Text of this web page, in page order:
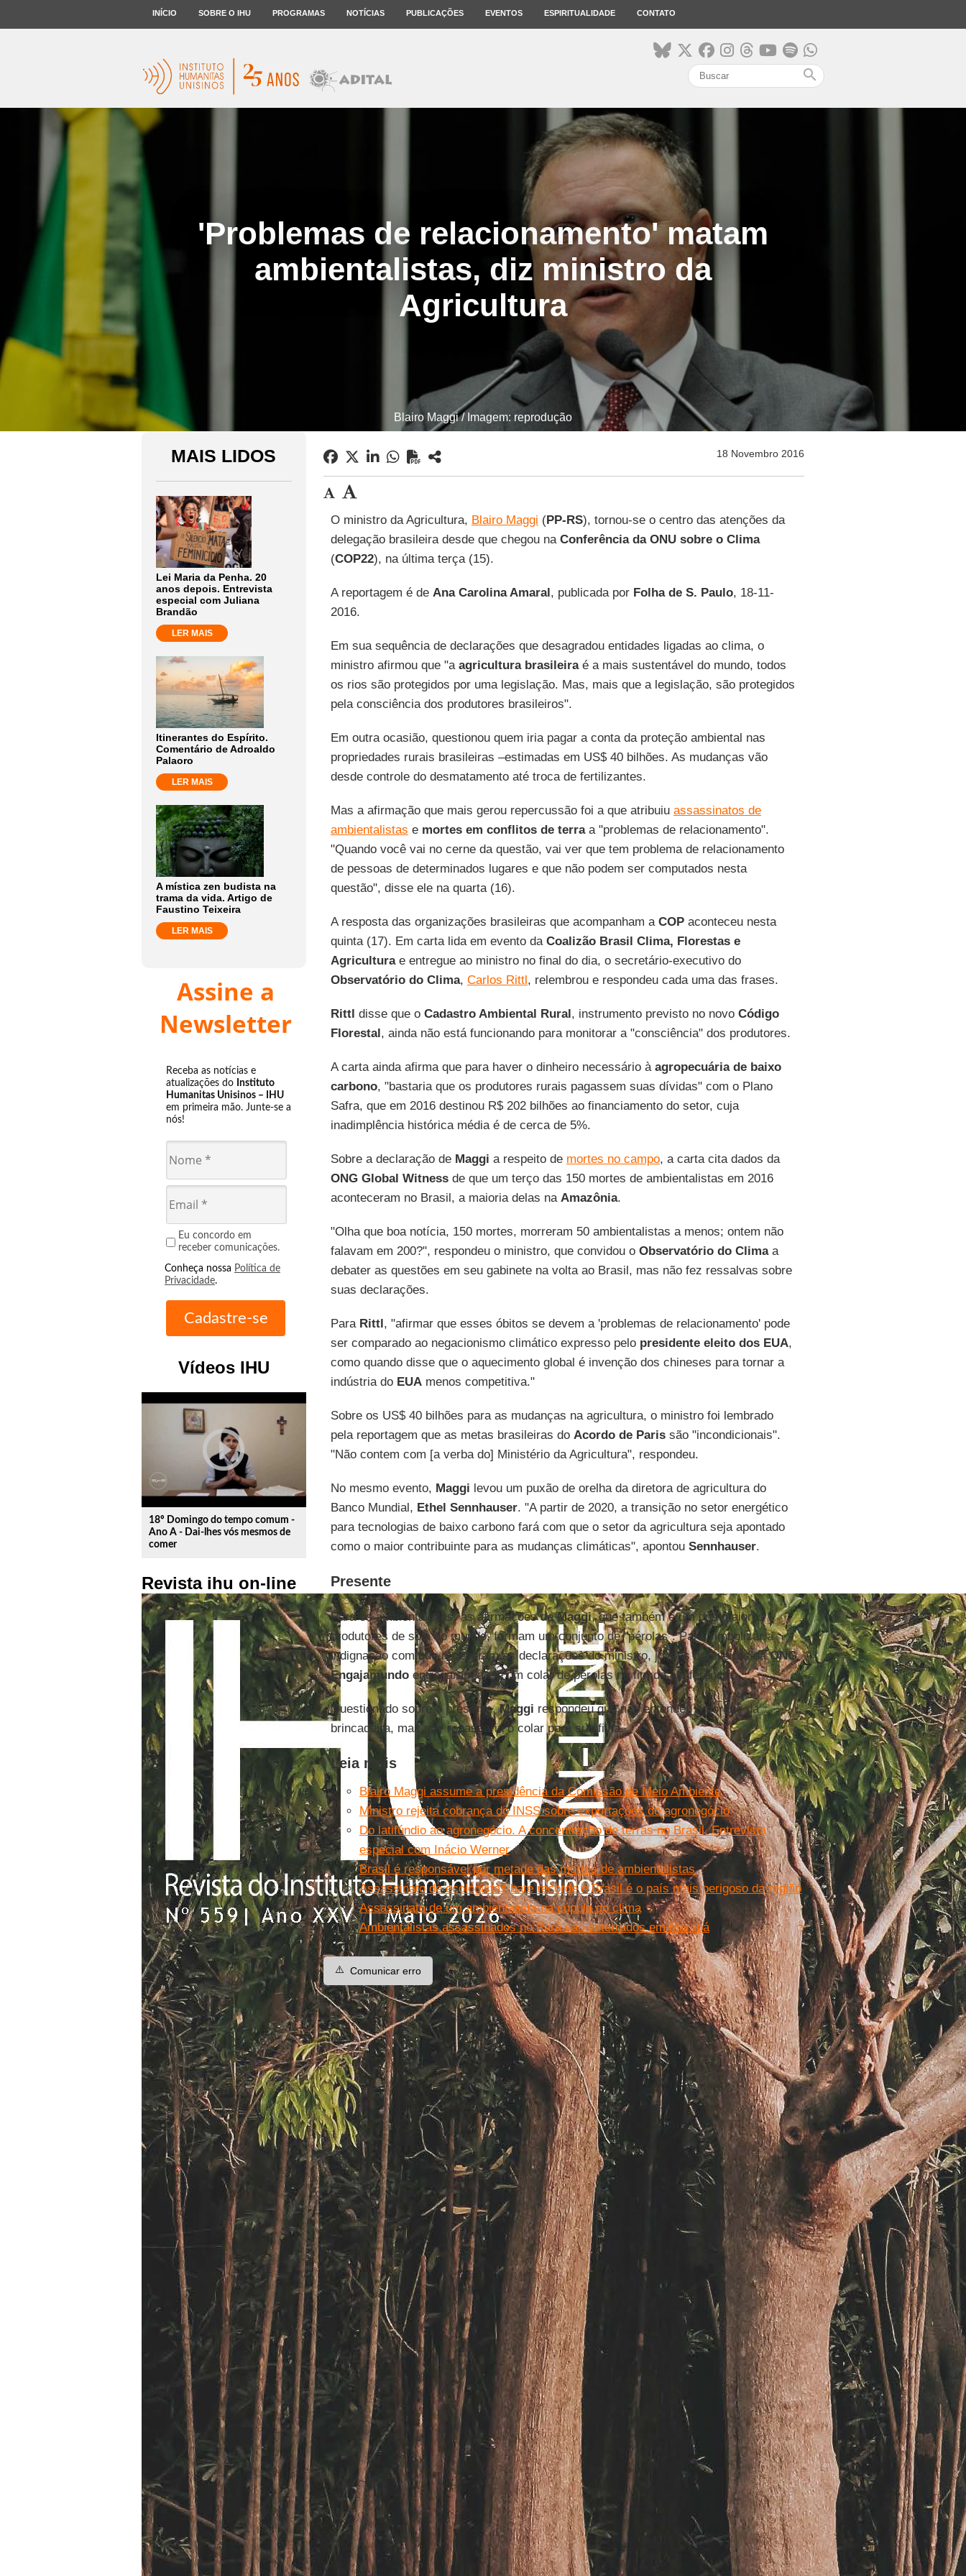
INÍCIO SOBRE O IHU PROGRAMAS NOTÍCIAS PUBLICAÇÕES EVENTOS ESPIRITUALIDADE CONTATO
search
'Problemas de relacionamento' matam
ambientalistas, diz ministro da
Agricultura
Blairo Maggi / Imagem: reprodução
MAIS LIDOS
Lei Maria da Penha. 20
anos depois. Entrevista
especial com Juliana
Brandão
LER MAIS
Itinerantes do Espírito.
Comentário de Adroaldo
Palaoro
LER MAIS
A mística zen budista na
trama da vida. Artigo de
Faustino Teixeira
LER MAIS
Assine a
Newsletter
Receba as notícias e
atualizações do Instituto
Humanitas Unisinos – IHU
em primeira mão. Junte-se a
nós!
Eu concordo em
receber comunicações.
Conheça nossa Política de
Privacidade.
Vídeos IHU
play_circle_outline
18º Domingo do tempo comum -
Ano A - Dai-lhes vós mesmos de
comer
Revista ihu on-line
18 Novembro 2016
O ministro da Agricultura, Blairo Maggi (PP-RS), tornou-se o centro das atenções da
delegação brasileira desde que chegou na Conferência da ONU sobre o Clima
(COP22), na última terça (15).
A reportagem é de Ana Carolina Amaral, publicada porFolha de S. Paulo, 18-11-
2016.
Em sua sequência de declarações que desagradou entidades ligadas ao clima, o
ministro afirmou que "a agricultura brasileiraé a mais sustentável do mundo, todos
os rios são protegidos por uma legislação. Mas, mais que a legislação, são protegidos
pela consciência dos produtores brasileiros".
Em outra ocasião, questionou quem iria pagar a conta da proteção ambiental nas
propriedades rurais brasileiras –estimadas em US$ 40 bilhões. As mudanças vão
desde controle do desmatamento até troca de fertilizantes.
Mas a afirmação que mais gerou repercussão foi a que atribuiu assassinatos de
ambientalistas e mortes em conflitos de terraa "problemas de relacionamento".
"Quando você vai no cerne da questão, vai ver que tem problema de relacionamento
de pessoas de determinados lugares e que não podem ser computados nesta
questão", disse ele na quarta (16).
A resposta das organizações brasileiras que acompanham a COPaconteceu nesta
quinta (17). Em carta lida em evento da Coalizão Brasil Clima, Florestas e
Agriculturae entregue ao ministro no final do dia, o secretário-executivo do
Observatório do Clima, Carlos Rittl, relembrou e respondeu cada uma das frases.
Rittl disse que o Cadastro Ambiental Rural, instrumento previsto no novo Código
Florestal, ainda não está funcionando para monitorar a "consciência" dos produtores.
A carta ainda afirma que para haver o dinheiro necessário à agropecuária de baixo
carbono, "bastaria que os produtores rurais pagassem suas dívidas" com o Plano
Safra, que em 2016 destinou R$ 202 bilhões ao financiamento do setor, cuja
inadimplência histórica média é de cerca de 5%.
Sobre a declaração de Maggi a respeito de mortes no campo, a carta cita dados da
ONG Global Witnessde que um terço das 150 mortes de ambientalistas em 2016
aconteceram no Brasil, a maioria delas na Amazônia.
"Olha que boa notícia, 150 mortes, morreram 50 ambientalistas a menos; ontem não
falavam em 200?", respondeu o ministro, que convidou o Observatório do Climaa
debater as questões em seu gabinete na volta ao Brasil, mas não fez ressalvas sobre
suas declarações.
Para Rittl, "afirmar que esses óbitos se devem a 'problemas de relacionamento' pode
ser comparado ao negacionismo climático expresso pelo presidente eleito dos EUA,
como quando disse que o aquecimento global é invenção dos chineses para tornar a
indústria do EUAmenos competitiva."
Sobre os US$ 40 bilhões para as mudanças na agricultura, o ministro foi lembrado
pela reportagem que as metas brasileiras do Acordo de Parissão "incondicionais".
"Não contem com [a verba do] Ministério da Agricultura", respondeu.
No mesmo evento, Maggi levou um puxão de orelha da diretora de agricultura do
Banco Mundial, Ethel Sennhauser. "A partir de 2020, a transição no setor energético
para tecnologias de baixo carbono fará com que o setor da agricultura seja apontado
como o maior contribuinte para as mudanças climáticas", apontou Sennhauser.
Presente
Para os ambientalistas, as afirmações deMaggi, que também é um dos maiores
produtores de soja do mundo, formam um conjunto de "pérolas". Para simbolizar a
indignação com que receberam as declarações do ministro, jovens brasileiros daONG
Engajamundoentregaram a ele um colar de pérolas no fim da conferência.
Questionado sobre o presente,Maggi respondeu que não entendeu o porquê da
brincadeira, mas que repassaria o colar para sua filha.
Leia mais
Blairo Maggi assume a presidência da Comissão de Meio Ambiente
Ministro rejeita cobrança do INSS sobre exportações do agronegócio
Do latifúndio ao agronegócio. A concentração de terras no Brasil. Entrevista
especial com Inácio Werner
Brasil é responsável por metade das mortes de ambientalistas
Assassinato de ecologistas bate recorde e Brasil é o país mais perigoso da região
Assassinato de um ambientalista na cúpula do clima
Ambientalistas assassinados no Pará são enterrados em Marabá
⚠️ Comunicar erro